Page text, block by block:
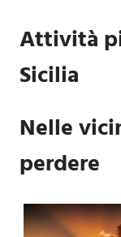
Attività
Sicilia
Nelle
perdere